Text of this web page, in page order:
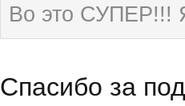
Во это СУПЕР!!!
Спасибо за